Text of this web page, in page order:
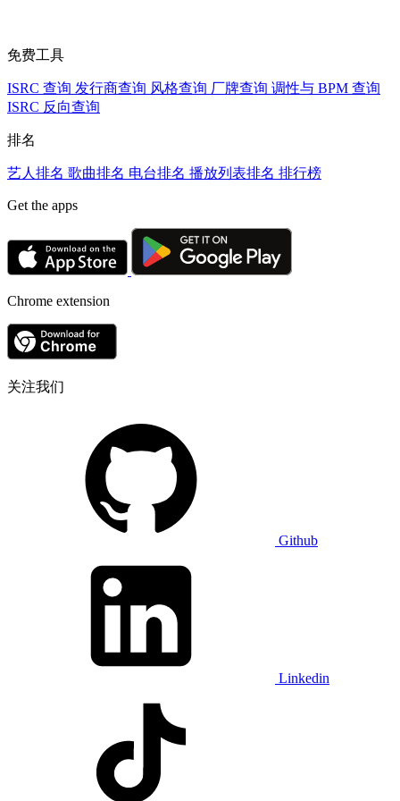
免费工具
ISRC 查询 发行商查询 风格查询 厂牌查询 调性与 BPM 查询
ISRC 反向查询
排名
艺人排名 歌曲排名 电台排名 播放列表排名 排行榜
Get the apps
Chrome extension
关注我们
Github
Linkedin